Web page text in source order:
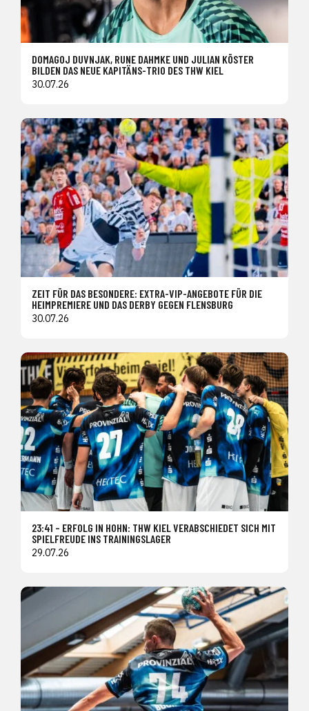
DOMAGOJ DUVNJAK, RUNE DAHMKE UND JULIAN KÖSTER
BILDEN DAS NEUE KAPITÄNS-TRIO DES THW KIEL
30.07.26
ZEIT FÜR DAS BESONDERE: EXTRA-VIP-ANGEBOTE FÜR DIE
HEIMPREMIERE UND DAS DERBY GEGEN FLENSBURG
30.07.26
23:41 – ERFOLG IN HOHN: THW KIEL VERABSCHIEDET SICH MIT
SPIELFREUDE INS TRAININGSLAGER
29.07.26